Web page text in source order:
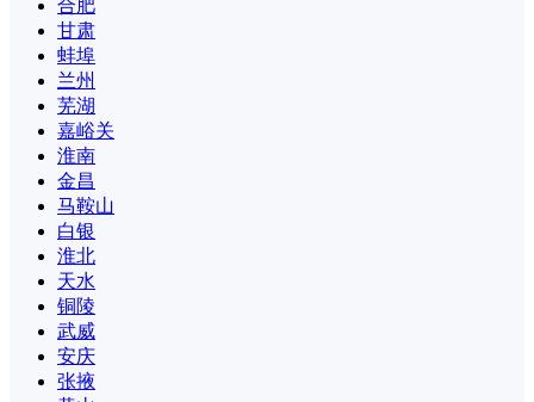
合肥
甘肃
蚌埠
兰州
芜湖
嘉峪关
淮南
金昌
马鞍山
白银
淮北
天水
铜陵
武威
安庆
张掖